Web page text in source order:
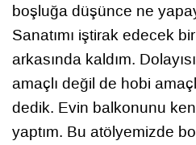
boşluğa düşünce ne
Sanatımı iştirak edecek
arkasında kaldım.
amaçlı değil de hobi
dedik. Evin balkonunu
yaptım. Bu atölyemizde